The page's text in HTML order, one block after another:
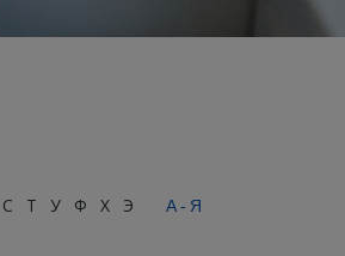
С Т У Ф Х Э А-Я